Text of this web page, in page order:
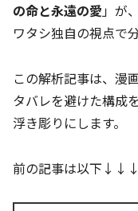
の命と永遠の愛」が
ワタシ独自の視点で
この解析記事は、漫
タバレを避けた構成
浮き彫りにします。
前の記事は以下↓↓↓